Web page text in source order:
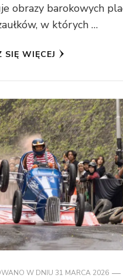
obrazy barokowych
w których …
SIĘ WIĘCEJ
W DNIU 31 MARCA 2026